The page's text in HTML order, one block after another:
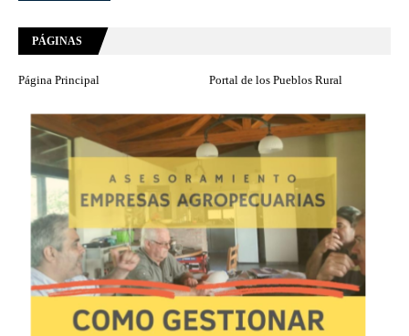
PÁGINAS
Página Principal Portal de los Pueblos Rural